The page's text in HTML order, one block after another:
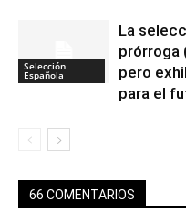
Selección
Española
La
prórroga
pero
para el
66 COMENTARIOS